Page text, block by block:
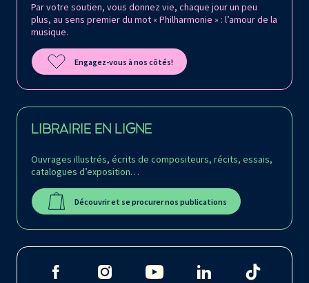
Par votre soutien, vous donnez vie, chaque jour un peu
plus, au sens premier du mot « Philharmonie » : l’amour de la
musique.
Engagez-vous à nos côtés!
LIBRAIRIE EN LIGNE
Ouvrages illustrés, écrits de compositeurs, récits, essais,
catalogues d’exposition…
Découvrir et se procurer nos publications